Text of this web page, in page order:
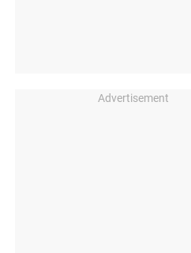
Advertisement